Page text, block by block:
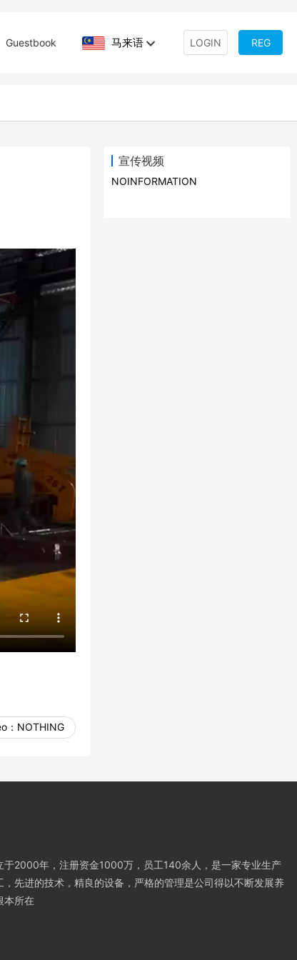
LOGIN REG
马来语
Guestbook
宣传视频
NOINFORMATION
： NOTHING
于2000年，注册资金1000万，员工140余人，是一家专业生产
先进的技术，精良的设备，严格的管理是公司得以不断发展养
本所在